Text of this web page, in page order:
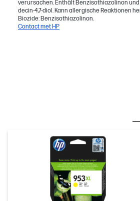
verursachen. Enthält Benzisothiazolinon und
decin-4,7-diol. Kann allergische Reaktionen
Biozide: Benzisothiazolinon.
Contact met HP